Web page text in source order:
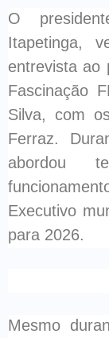
O
Itapetinga,
entrevista ao
Fascinação
Silva, com
Ferraz.
abordou
Executivo
para 2026.
Mesmo